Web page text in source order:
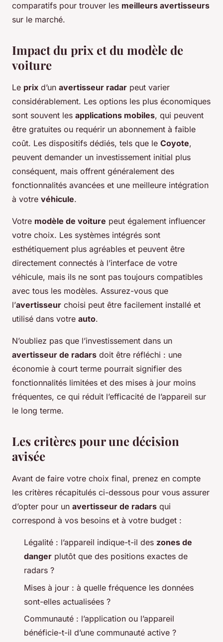
comparatifs pour trouver les meilleurs avertisseurs
sur le marché.
Impact du prix et du modèle de
voiture
Le prix d’un avertisseur radar peut varier
considérablement. Les options les plus économiques
sont souvent les applications mobiles, qui peuvent
être gratuites ou requérir un abonnement à faible
coût. Les dispositifs dédiés, tels que le Coyote,
peuvent demander un investissement initial plus
conséquent, mais offrent généralement des
fonctionnalités avancées et une meilleure intégration
à votre véhicule.
Votre modèle de voiture peut également influencer
votre choix. Les systèmes intégrés sont
esthétiquement plus agréables et peuvent être
directement connectés à l’interface de votre
véhicule, mais ils ne sont pas toujours compatibles
avec tous les modèles. Assurez-vous que
l’avertisseur choisi peut être facilement installé et
utilisé dans votre auto.
N’oubliez pas que l’investissement dans un
avertisseur de radars doit être réfléchi : une
économie à court terme pourrait signifier des
fonctionnalités limitées et des mises à jour moins
fréquentes, ce qui réduit l’efficacité de l’appareil sur
le long terme.
Les critères pour une décision
avisée
Avant de faire votre choix final, prenez en compte
les critères récapitulés ci-dessous pour vous assurer
d’opter pour un avertisseur de radars qui
correspond à vos besoins et à votre budget :
Légalité : l’appareil indique-t-il des zones de
danger plutôt que des positions exactes de
radars ?
Mises à jour : à quelle fréquence les données
sont-elles actualisées ?
Communauté : l’application ou l’appareil
bénéficie-t-il d’une communauté active ?